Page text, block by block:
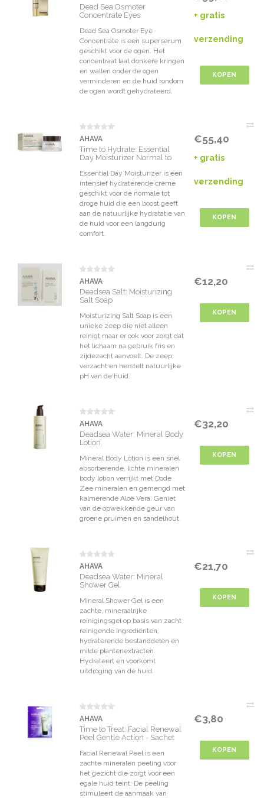
Dead Sea Osmoter
Concentrate Eyes
Dead Sea Osmoter Eye
Concentrate is een superserum
geschikt voor de ogen. Het
concentraat laat donkere kringen
en wallen onder de ogen
verminderen en de huid rondom
de ogen wordt gehydrateerd.
+ gratis
verzending
KOPEN
AHAVA
Time to Hydrate: Essential
Day Moisturizer Normal to
Essential Day Moisturizer is een
intensief hydraterende crème
geschikt voor de normale tot
droge huid die een boost geeft
aan de natuurlijke hydratatie van
de huid voor een langdurig
comfort.
€55,40
+ gratis
verzending
KOPEN
AHAVA
Deadsea Salt: Moisturizing
Salt Soap
Moisturizing Salt Soap is een
unieke zeep die niet alleen
reinigt maar er ook voor zorgt dat
het lichaam na gebruik fris en
zijdezacht aanvoelt. De zeep
verzacht en herstelt natuurlijke
pH van de huid.
€12,20
KOPEN
AHAVA
Deadsea Water: Mineral Body
Lotion
Mineral Body Lotion is een snel
absorberende, lichte mineralen
body lotion verrijkt met Dode
Zee mineralen en gemengd met
kalmerende Aloë Vera. Geniet
van de opwekkende geur van
groene pruimen en sandelhout.
€32,20
KOPEN
AHAVA
Deadsea Water: Mineral
Shower Gel
Mineral Shower Gel is een
zachte, mineraalrijke
reinigingsgel op basis van zacht
reinigende ingrediënten,
hydraterende bestanddelen en
milde plantenextracten.
Hydrateert en voorkomt
uitdroging van de huid.
€21,70
KOPEN
AHAVA
Time to Treat: Facial Renewal
Peel Gentle Action - Sachet
Facial Renewal Peel is een
zachte mineralen peeling voor
het gezicht die zorgt voor een
egale huid teint. De peeling
stimuleert de aanmaak van
€3,80
KOPEN